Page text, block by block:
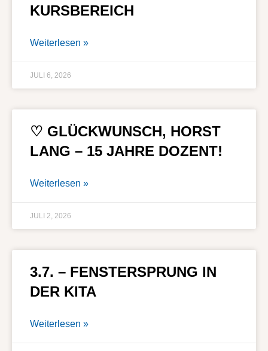
KURSBEREICH
Weiterlesen »
JULI 6, 2026
♡ GLÜCKWUNSCH, HORST
LANG – 15 JAHRE DOZENT!
Weiterlesen »
JULI 2, 2026
3.7. – FENSTERSPRUNG IN
DER KITA
Weiterlesen »